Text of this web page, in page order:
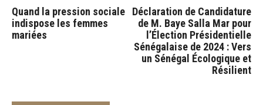
Quand la pression sociale
indispose les femmes
mariées
Déclaration de Candidature
de M. Baye Salla Mar pour
l’Élection Présidentielle
Sénégalaise de 2024 : Vers
un Sénégal Écologique et
Résilient